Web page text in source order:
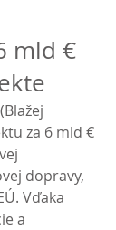
mld €
(Blažej
za 6 mld €
dopravy,
Vďaka
a